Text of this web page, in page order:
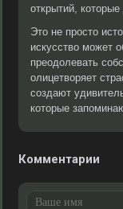
открытий,
Это не просто
искусство может
преодолевать
олицетворяет
создают
которые
Комментарии